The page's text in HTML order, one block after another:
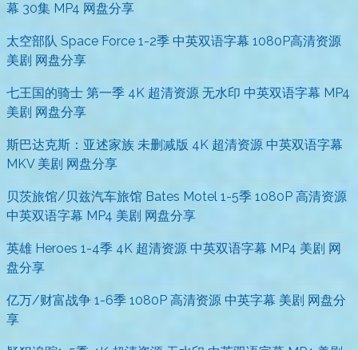
幕 30集 MP4 网盘分享
太空部队 Space Force 1-2季 中英双语字幕 1080P高清资源
美剧 网盘分享
七王国的骑士 第一季 4K 超清资源 无水印 中英双语字幕 MP4
美剧 网盘分享
斯巴达克斯：亚述家族 未删减版 4K 超清资源 中英双语字幕
MKV 美剧 网盘分享
贝茨旅馆/贝兹汽车旅馆 Bates Motel 1-5季 1080P 高清资源
中英双语字幕 MP4 美剧 网盘分享
英雄 Heroes 1-4季 4K 超清资源 中英双语字幕 MP4 美剧 网
盘分享
亿万/财富战争 1-6季 1080P 高清资源 中英字幕 美剧 网盘分
享